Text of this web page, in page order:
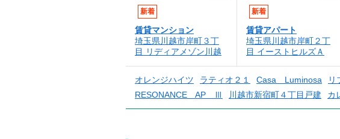
新着
賃貸マンション
埼玉県川越市岸町３丁
目 リディアメゾン川越
新着
賃貸アパート
埼玉県川越市岸町２丁
目 イーストヒルズＡ
オレンジハイツ ラティオ２１ Casa Luminosa リ
RESONANCE AP Ⅲ
川越市新宿町４丁目戸建 カ